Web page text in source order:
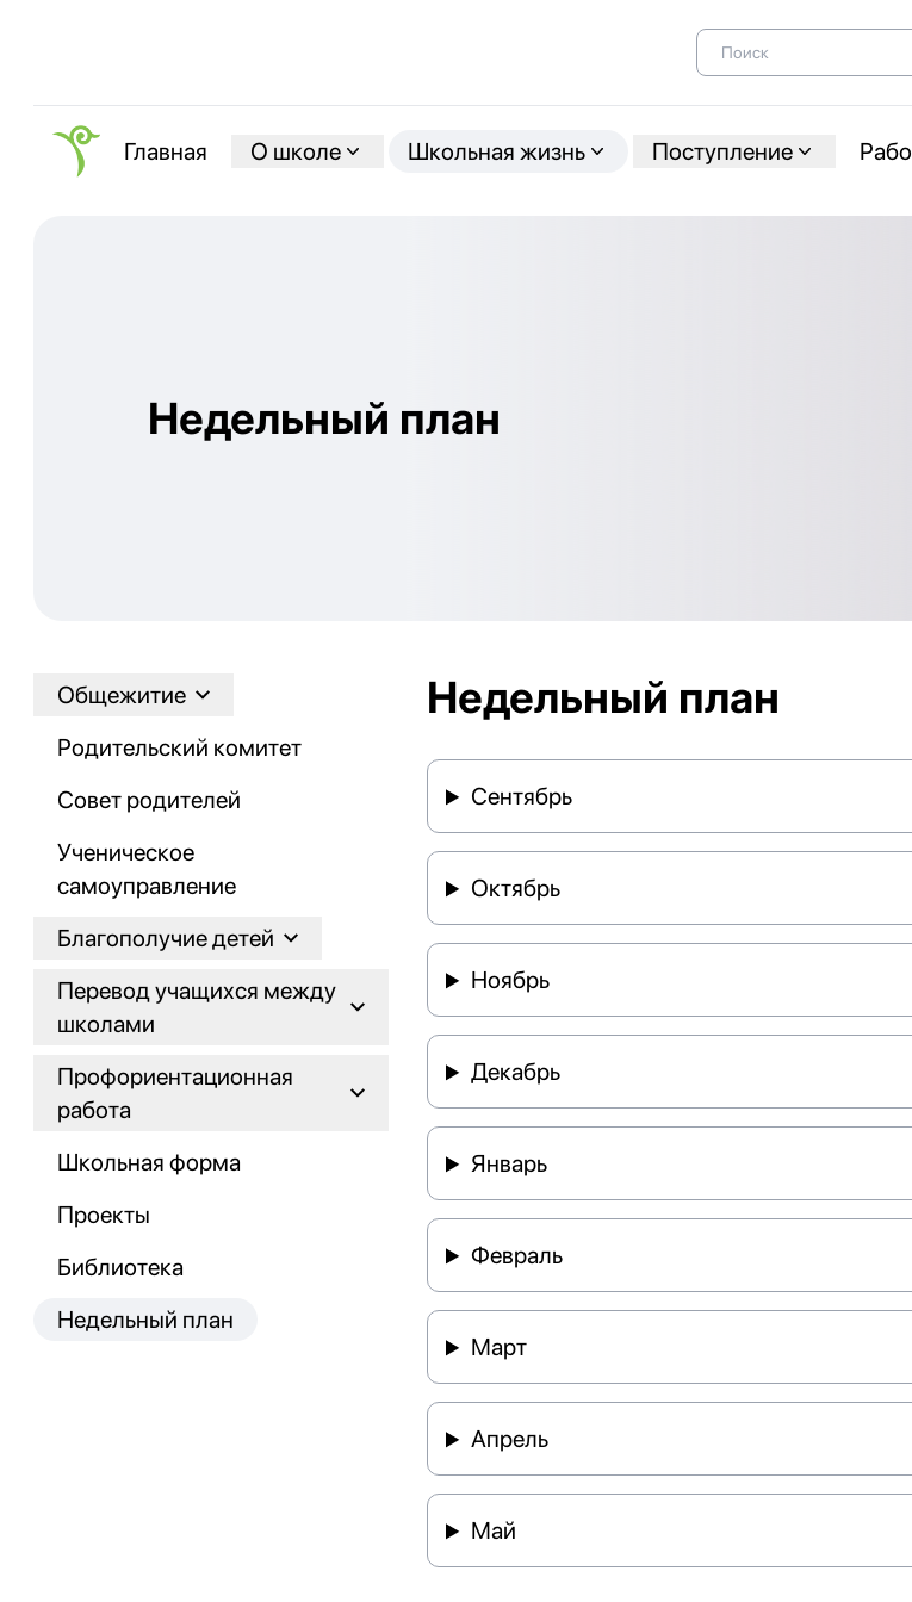
Главная О школе Школьная жизнь Поступление
Недельный план
Общежитие
Родительский комитет
Совет родителей
Ученическое
самоуправление
Благополучие детей
Перевод учащихся между
школами
Профориентационная
работа
Школьная форма
Проекты
Библиотека
Недельный план
Недельный план
Сентябрь
Октябрь
Ноябрь
Декабрь
Январь
Февраль
Март
Апрель
Май